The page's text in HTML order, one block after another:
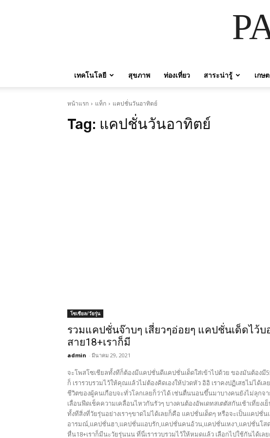
เทคโนโลยี สุขภาพ ท่องเที่ยว สาระน่ารู้ เกษ
หน้าแรก แท็ก แคปชั่นวันอาทิตย์
Tag: แคปชั่นวันอาทิตย์
โซเชียล/วัยรุ่น
รวมแคปชั่นจ๊าบๆ เสี่ยวๆอ่อยๆ แคปชั่นเด็ดไว้
สาย18+เราก็มี
admin - มีนาคม 29, 2021
จะโพสโซเชียลทั้งทีก็ต้องมีแคปชั่นดีแคปชั่นเด็ดใส่เข้าไปด้วย ของมันต้อง
ก็ เรารวบรวมไว้ให้คุณแล้วไม่ต้องคิดเองให้ปวดหัว อิอิ เราคงปฏิเสธไม่ได้เ
ชีวิตของผู้คนเกือบจะทั่วโลกเลยก็ว่าได้ เช่นตื่นนอนขึ้นมาบางคนยังไม่ลุกจ
เลื่อนฟีดเช็คความเคลื่อนไหวกันรัวๆ บางคนต้องอัพเดทสเตตัสกันเช้าเที่ยงเ
ทั้งทีสิ่งที่วัยรุ่นอย่างเราๆขาดไม่ได้เลยก็คือ แคปชั่นเด็ดๆ หรือจะเป็นแคปชั่
อารมณ์,แคปชั่นฮา,แคปชั่นแอบรัก,แคปชั่นคนอ้วน,แคปชั่นเหงา,แคปชั่นโส
หื่น18+เราก็มีนะวัยรุ่นนน ที่นี่เรารวบรวมไว้ให้หมดแล้ว เลือกไปใช้กันได้เ